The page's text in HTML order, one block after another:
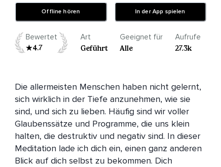
Offline hören In der App spielen
Bewertet
4.7
Art
Geführt
Geeignet für
Alle
Aufrufe
27.3k
Die allermeisten Menschen haben nicht gelernt,
sich wirklich in der Tiefe anzunehmen, wie sie
sind, und sich zu lieben. Häufig sind wir voller
Glaubenssätze und Programme, die uns klein
halten, die destruktiv und negativ sind. In dieser
Meditation lade ich dich ein, einen ganz anderen
Blick auf dich selbst zu bekommen. Dich